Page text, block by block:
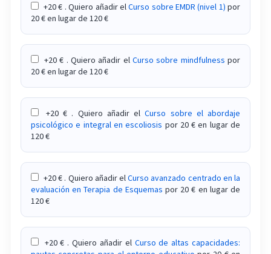
Curso de prevención de adicciones desde la
familia. Pautas para madres y padres
situaciones traumáticas
Curso de programa de autoayuda y ayuda mutua
en el tratamiento de adicciones
Curso de programas de prevención de las
Curso de psicofarmacología aplicada al
tratamiento de las principales adicciones
Curso de psicología del deporte
Curso de psicología perinatal
+20 € . Quiero añadir elCurso sobre EMDR (nivel 1) por
20 € en lugar de 120 €
+20 € . Quiero añadir elCurso sobre mindfulness por
20 € en lugar de 120 €
+20 € . Quiero añadir elCurso sobre el abordaje
psicológico e integral en escoliosis por 20 € en lugar de
120 €
+20 € . Quiero añadir elCurso avanzado centrado en la
evaluación en Terapia de Esquemas por 20 € en lugar de
120 €
+20 € . Quiero añadir el Curso de altas capacidades: